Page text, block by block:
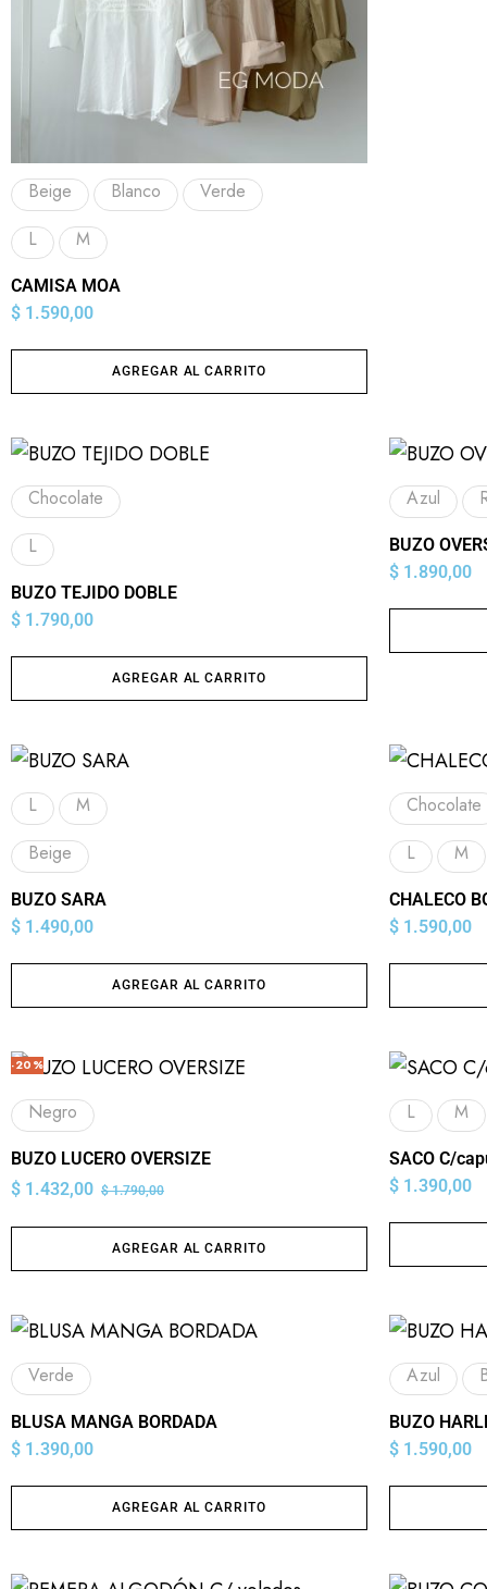
Beige Blanco
Verde
L
M
CAMISA MOA
$ 1.590,00
AGREGAR AL CARRITO
Chocolate
L
BUZO TEJIDO DOBLE
$ 1.790,00
AGREGAR AL CARRITO
Azul
BUZO
$ 1.890,00
L
M
Beige
BUZO SARA
$ 1.490,00
AGREGAR AL CARRITO
Chocolate
L
M
CHALECO
$ 1.590,00
-20%
Negro
BUZO LUCERO OVERSIZE
$1.790,00
$ 1.432,00
AGREGAR AL CARRITO
L M
SACO C/
$ 1.390,00
Verde
BLUSA MANGA BORDADA
$ 1.390,00
AGREGAR AL CARRITO
Azul
BUZO
$ 1.590,00